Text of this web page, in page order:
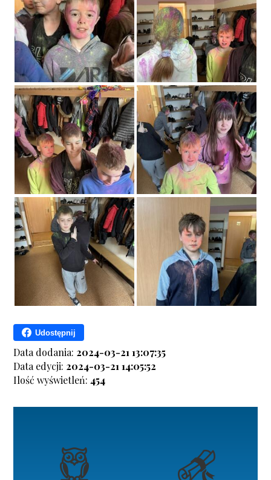
Udostępnij
Data dodania: 2024-03-21 13:07:35
Data edycji: 2024-03-21 14:05:52
Ilość wyświetleń: 454